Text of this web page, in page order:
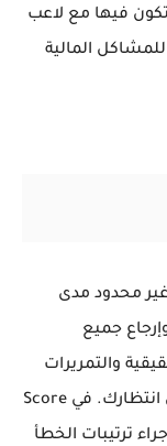
تكون فيها مع لاعب
المالية
غير محدود مدى
جميع
والتمريرات
الإستراتيجية وعشرات الحلقات والمزيد في انتظارك. في Score